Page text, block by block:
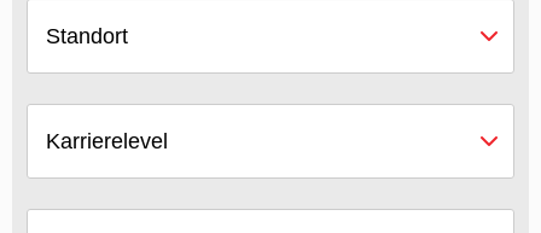
Standort
Karrierelevel